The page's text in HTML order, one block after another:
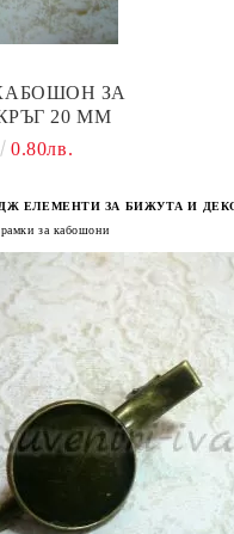
ЗА
20 ММ
0.80лв.
ЕЛЕМЕНТИ ЗА БИЖУТА И
за кабошони